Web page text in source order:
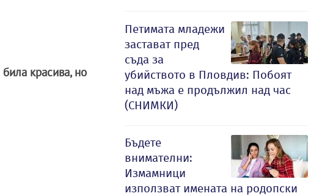
била красива, но
Петимата младежи
застават пред
съда за
убийството в Пловдив: Побоят
над мъжа е продължил над час
(СНИМКИ)
Бъдете
внимателни:
Измамници
използват имената на родопски